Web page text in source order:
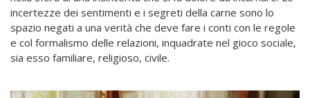
incertezze dei sentimenti e i segreti della carne sono lo
spazio negati a una verità che deve fare i conti con le regole
e col formalismo delle relazioni, inquadrate nel gioco sociale,
sia esso familiare, religioso, civile.